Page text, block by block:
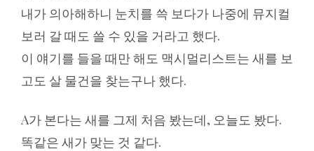
내가 의아해하니 눈치를 쓱 보다가 나중에 뮤지컬
보러 갈 때도 쓸 수 있을 거라고 했다.
이 얘기를 들을 때만 해도 맥시멀리스트는 새를 보
고도 살 물건을 찾는구나 했다.
A가 본다는 새를 그제 처음 봤는데, 오늘도 봤다.
똑같은 새가 맞는 것 같다.